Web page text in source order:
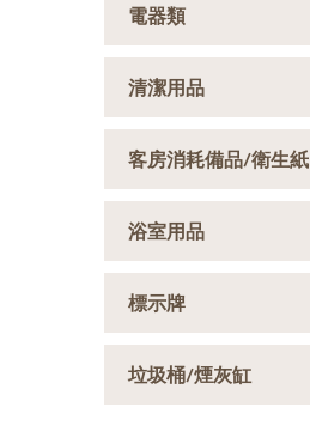
電器類
清潔用品
客房消耗備品/衛生紙
浴室用品
標示牌
垃圾桶/煙灰缸